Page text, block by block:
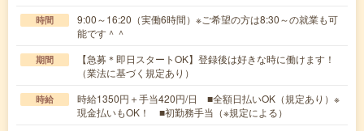
時間
9:00～16:20（実働6時間）※ご希望の方は8:30～の就業も可
能です＾＾
期間
【急募＊即日スタートOK】登録後は好きな時に働けます！
（業法に基づく規定あり）
時給
時給1350円＋手当420円/日 ■全額日払いOK（規定あり）※
現金払いもOK！ ■初勤務手当（※規定による）